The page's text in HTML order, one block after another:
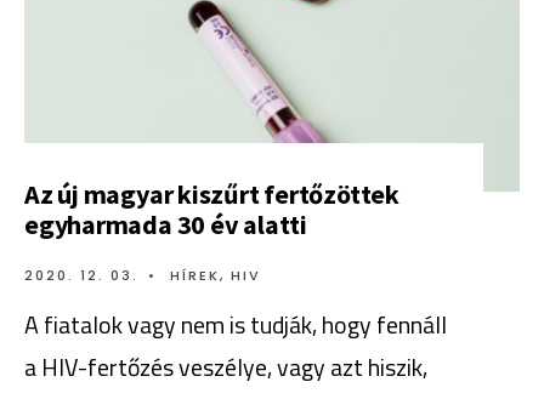
Az új magyar kiszűrt fertőzöttek
egyharmada 30 év alatti
2020. 12. 03. • HÍREK, HIV
A fiatalok vagy nem is tudják, hogy fennáll
a HIV-fertőzés veszélye, vagy azt hiszik,